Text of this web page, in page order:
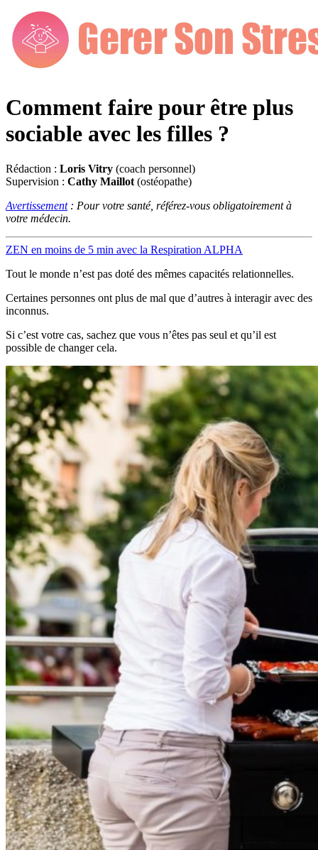
Comment faire pour être plus
sociable avec les filles ?
Rédaction : Loris Vitry (coach personnel)
Supervision : Cathy Maillot (ostéopathe)
Avertissement: Pour votre santé, référez-vous obligatoirement à
votre médecin.
ZEN en moins de 5 min avec la Respiration ALPHA
Tout le monde n’est pas doté des mêmes capacités relationnelles.
Certaines personnes ont plus de mal que d’autres à interagir avec des
inconnus.
Si c’est votre cas, sachez que vous n’êtes pas seul et qu’il est
possible de changer cela.